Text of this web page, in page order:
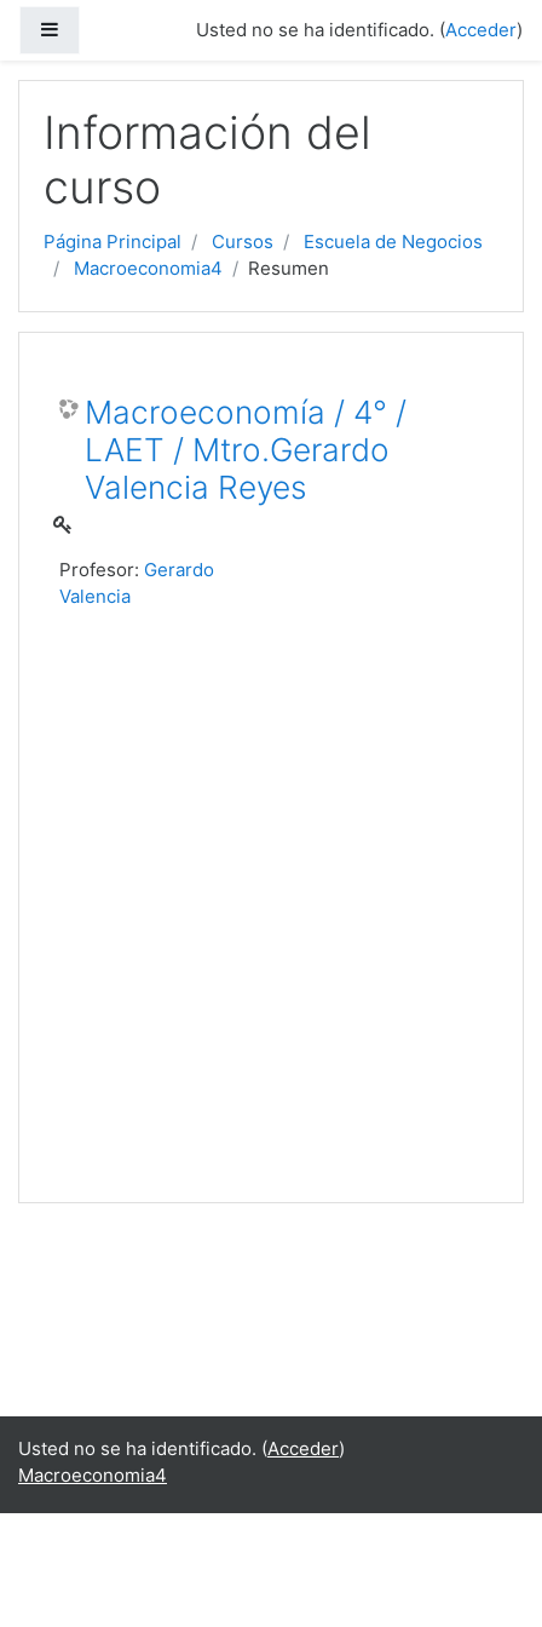
Usted no se ha identificado. (Acceder)
Información del
curso
Página Principal Cursos
Escuela de Negocios
Macroeconomia4
Resumen
Macroeconomía / 4° /
LAET / Mtro.Gerardo
Valencia Reyes
Profesor: Gerardo
Valencia
Usted no se ha identificado. (Acceder)
Macroeconomia4
Español - Internacional ‎(es)‎